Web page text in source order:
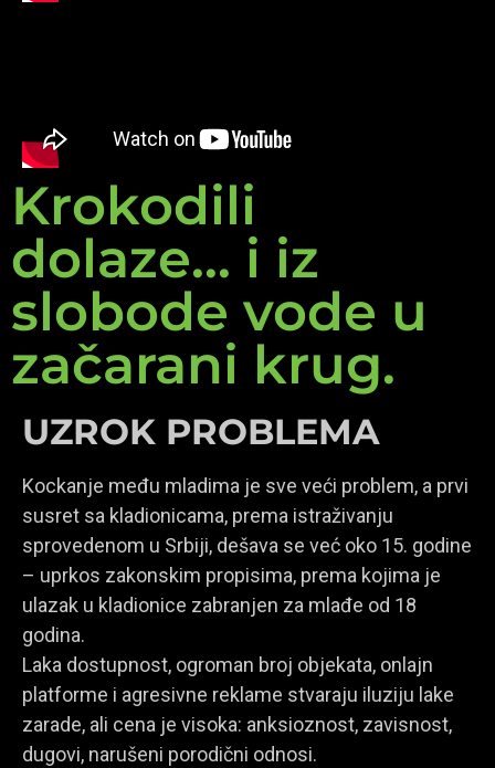
Krokodili
dolaze... i iz
slobode vode u
začarani krug.
UZROK PROBLEMA
Kockanje među mladima je sve veći problem, a prvi
susret sa kladionicama, prema istraživanju
sprovedenom u Srbiji, dešava se već oko 15. godine
– uprkos zakonskim propisima, prema kojima je
ulazak u kladionice zabranjen za mlađe od 18
godina.
Laka dostupnost, ogroman broj objekata, onlajn
platforme i agresivne reklame stvaraju iluziju lake
zarade, ali cena je visoka: anksioznost, zavisnost,
dugovi, narušeni porodični odnosi.